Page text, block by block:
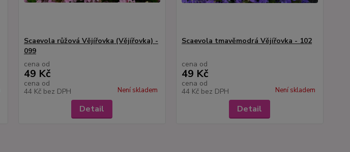
Scaevola růžová Vějířovka (Vějířovka) -
099
cena od
49 Kč
cena od
44 Kč bez DPH Není skladem
Detail
Scaevola tmavěmodrá Vějířovka - 102
cena od
49 Kč
cena od
44 Kč bez DPH Není skladem
Detail